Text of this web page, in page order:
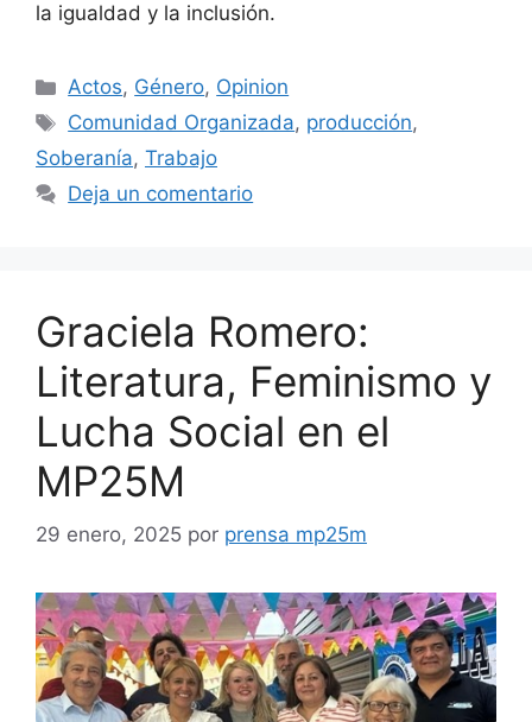
la igualdad y la inclusión.
Actos, Género, Opinion
Comunidad Organizada, producción,
Soberanía, Trabajo
Deja un comentario
Graciela Romero:
Literatura, Feminismo y
Lucha Social en el
MP25M
29 enero, 2025 por prensa mp25m